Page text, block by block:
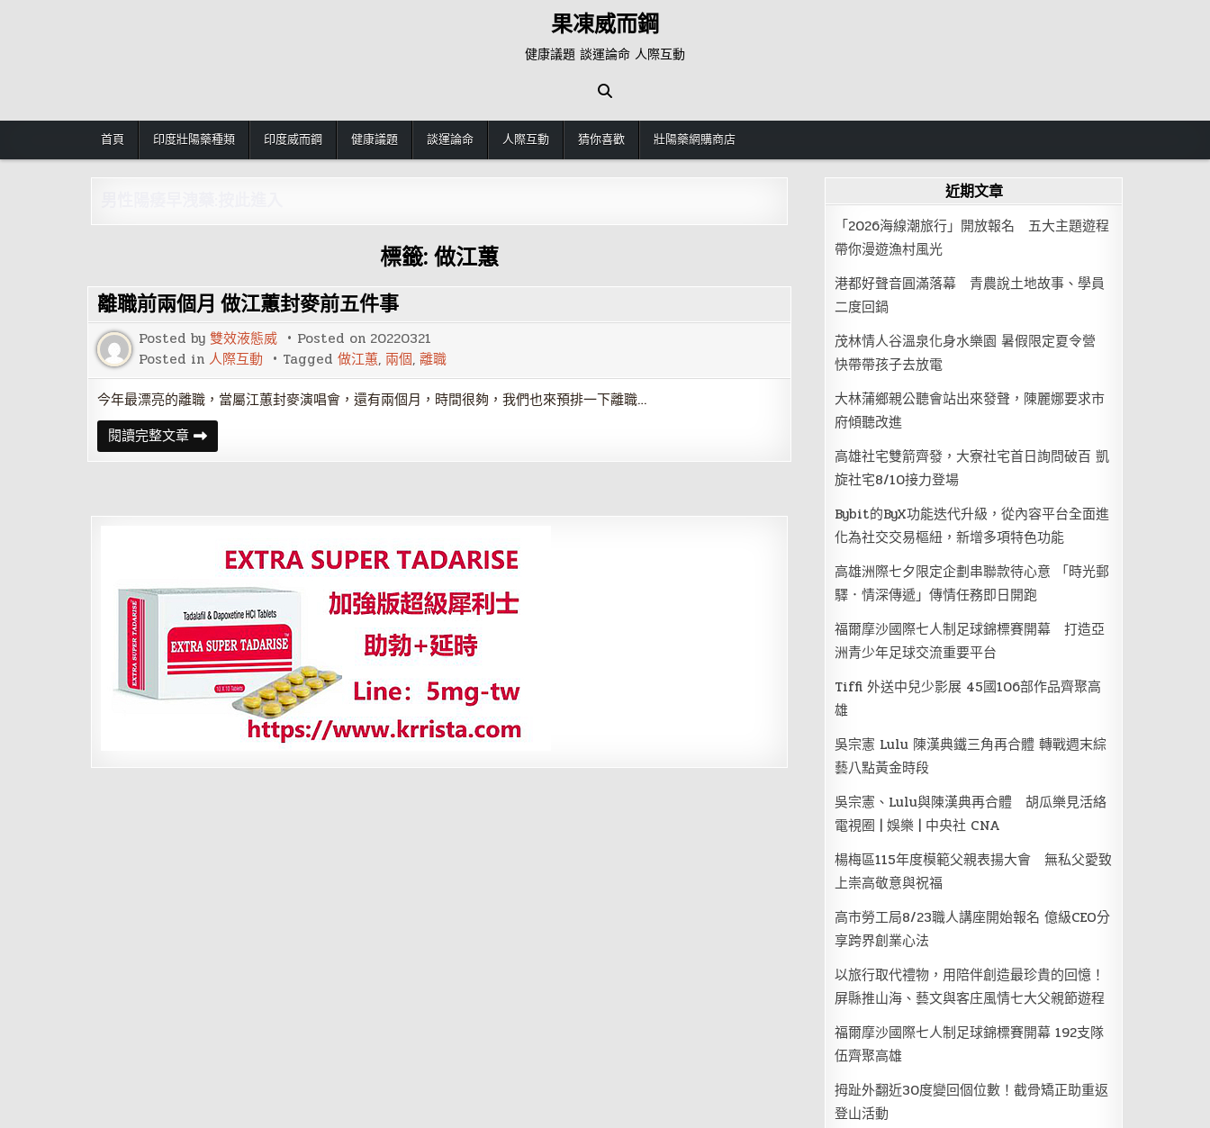
果凍威而鋼
健康議題 談運論命 人際互動
首頁 印度壯陽藥種類 印度威而鋼 健康議題 談運論命 人際互動 猜你喜歡 壯陽藥網購商店
標籤: 做江蕙
離職前兩個月 做江蕙封麥前五件事
Posted by 雙效液態威 Posted on 20220321
Posted in 人際互動 Tagged 做江蕙, 兩個, 離職
今年最漂亮的離職，當屬江蕙封麥演唱會，還有兩個月，時間很夠，我們也來預排一下離職…
閱讀完整文章離
職
前
做
前
五
件
事
近期文章
「2026海線潮旅行」開放報名 五大主題遊程
帶你漫遊漁村風光
港都好聲音圓滿落幕 青農說土地故事、學員
二度回鍋
茂林情人谷溫泉化身水樂園 暑假限定夏令營
快帶帶孩子去放電
大林蒲鄉親公聽會站出來發聲，陳麗娜要求市
府傾聽改進
高雄社宅雙箭齊發，大寮社宅首日詢問破百 凱
旋社宅8/10接力登場
Bybit的ByX功能迭代升級，從內容平台全面進
化為社交交易樞紐，新增多項特色功能
高雄洲際七夕限定企劃串聯款待心意 「時光郵
驛．情深傳遞」傳情任務即日開跑
福爾摩沙國際七人制足球錦標賽開幕 打造亞
洲青少年足球交流重要平台
Tiffi 外送中兒少影展 45國106部作品齊聚高
雄
吳宗憲 Lulu 陳漢典鐵三角再合體 轉戰週末綜
藝八點黃金時段
吳宗憲、Lulu與陳漢典再合體 胡瓜樂見活絡
電視圈 | 娛樂 | 中央社 CNA
楊梅區115年度模範父親表揚大會 無私父愛致
上崇高敬意與祝福
高市勞工局8/23職人講座開始報名 億級CEO分
享跨界創業心法
以旅行取代禮物，用陪伴創造最珍貴的回憶！
屏縣推山海、藝文與客庄風情七大父親節遊程
福爾摩沙國際七人制足球錦標賽開幕 192支隊
伍齊聚高雄
拇趾外翻近30度變回個位數！截骨矯正助重返
登山活動